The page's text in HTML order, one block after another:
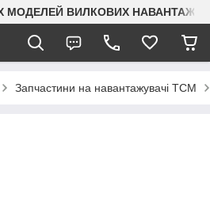
МОДЕЛЕЙ ВИЛКОВИХ
Запчастини на навантажувачі TCM